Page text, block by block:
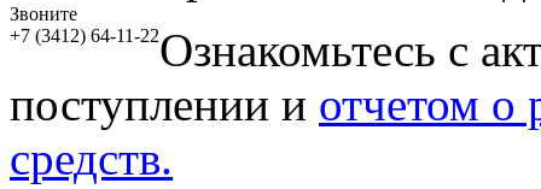
Звоните
+7 (3412) 64-11-22Ознакомьтесь с
поступлении и отчетом о
средств.